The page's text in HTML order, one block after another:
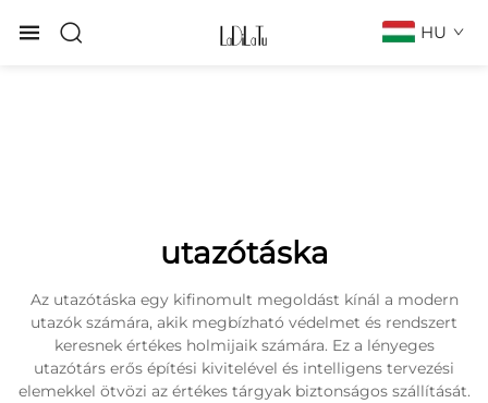
HU
utazótáska
Az utazótáska egy kifinomult megoldást kínál a modern
utazók számára, akik megbízható védelmet és rendszert
keresnek értékes holmijaik számára. Ez a lényeges
utazótárs erős építési kivitelével és intelligens tervezési
elemekkel ötvözi az értékes tárgyak biztonságos szállítását.